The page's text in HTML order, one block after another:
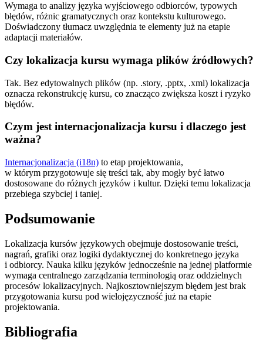
Wymaga to analizy języka wyjściowego odbiorców, typowych
błędów, różnic gramatycznych oraz kontekstu kulturowego.
Doświadczony tłumacz uwzględnia te elementy już na etapie
adaptacji materiałów.
Czy lokalizacja kursu wymaga plików źródłowych?
Tak. Bez edytowalnych plików (np. .story, .pptx, .xml) lokalizacja
oznacza rekonstrukcję kursu, co znacząco zwiększa koszt i ryzyko
błędów.
Czym jest internacjonalizacja kursu i dlaczego jest
ważna?
Internacjonalizacja (i18n) to etap projektowania,
w którym przygotowuje się treści tak, aby mogły być łatwo
dostosowane do różnych języków i kultur. Dzięki temu lokalizacja
przebiega szybciej i taniej.
Podsumowanie
Lokalizacja kursów językowych obejmuje dostosowanie treści,
nagrań, grafiki oraz logiki dydaktycznej do konkretnego języka
i odbiorcy. Nauka kilku języków jednocześnie na jednej platformie
wymaga centralnego zarządzania terminologią oraz oddzielnych
procesów lokalizacyjnych. Najkosztowniejszym błędem jest brak
przygotowania kursu pod wielojęzyczność już na etapie
projektowania.
Bibliografia